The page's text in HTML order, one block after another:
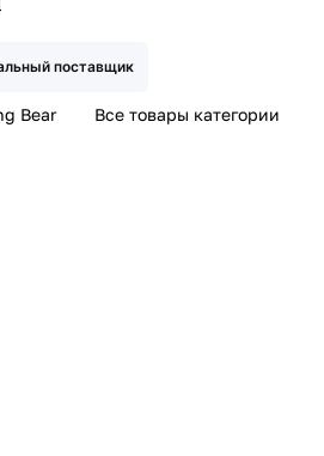
поставщик
Bear Все товары категории